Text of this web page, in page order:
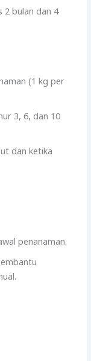
2 bulan dan 4
(1 kg per
3, 6, dan 10
dan ketika
penanaman.